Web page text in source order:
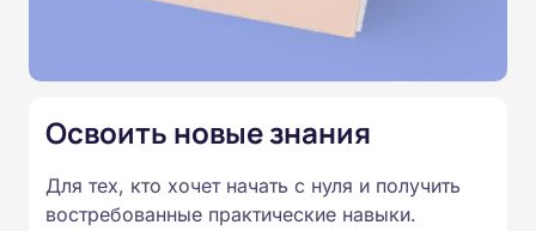
Освоить новые знания
Для тех, кто хочет начать с нуля и получить
востребованные практические навыки.